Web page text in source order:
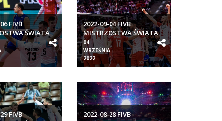
FIVB
ŚWIATA
2022-09-04 FIVB
MISTRZOSTWA ŚWIATA
W PIŁCE SIATKOWEJ
MĘŻCZYZN
04
WRZEŚNIA
2022
FIVB
2022-08-28 FIVB